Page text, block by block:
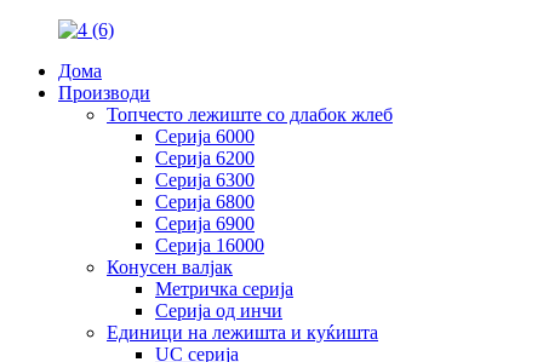
Дома
Производи
Топчесто лежиште со длабок жлеб
Серија 6000
Серија 6200
Серија 6300
Серија 6800
Серија 6900
Серија 16000
Конусен валјак
Метричка серија
Серија од инчи
Единици на лежишта и куќишта
UC серија